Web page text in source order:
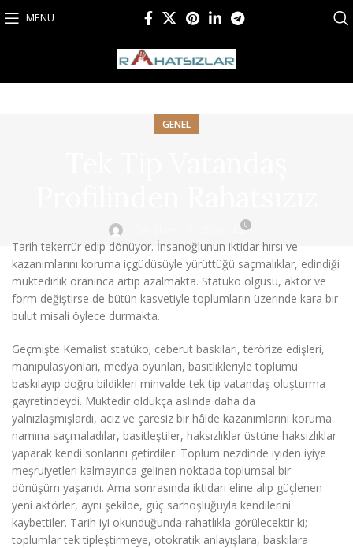
MENU
GENEL
0
Tarih tekerrür edip dönüyor. İnsanoğlunun iktidar hırsı ve
kazanımlarını koruma içgüdüsüyle yürüttüğü saçmalıklar, edindiği
muktedirlik oranınca artıp azalmakta. Statüko olgusu, aktör ve
form değiştirse de bütün kasvetiyle toplumların üzerinde kara bir
bulut misali öylece durmakta.
Geçmişte Kemalist statüko; ceberut baskıları, terörize edişleri,
manipülasyonları, medya oyunları, basitlikleriyle toplumu
baskılayıp doğru bildikleri minvalde tek tip vatandaş oluşturma
gayretindeydi. Muktedir oldukça aslında daha da
yalnızlaşmışlardı, aciz ve çaresiz bir hâlde kazanımlarını koruma
namına saçmaladılar, basitleştiler, haksızlıklar üstüne haksızlıklar
yaparak kendi sonlarını getirdiler. Toplum nezdinde iyiden iyiye
meşruiyetleri kalmayınca gelinen noktada toplumsal bir
dönüşüm yaşandı. Ama sonrasında iktidarı eline alıp güçlenen
yeni aktörler, aynı şekilde, güç sarhoşluğuyla kendilerini
kaybettiler. Tarih iyi okunduğunda rahatlıkla görülecektir ki;
toplumlar tek tipleştirmeye, otokratik anlayışlara, baskılara